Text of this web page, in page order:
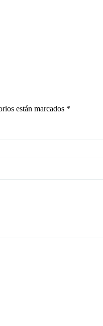
están marcados *